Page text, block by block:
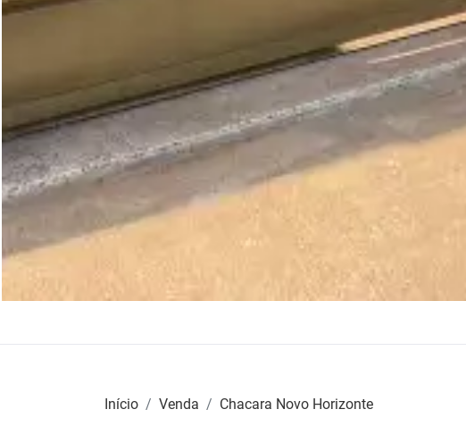
Início Venda Chacara Novo Horizonte